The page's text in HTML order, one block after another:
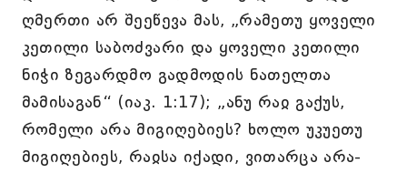
ღმერთი არ შეეწევა მას, „რამეთუ ყოველი
კეთილი საბოძვარი და ყოველი კეთილი
ნიჭი ზეგარდმო გადმოდის ნათელთა
მამისაგან“ (იაკ. 1:17); „ანუ რაჲ გაქუს,
რომელი არა მიგიღებიეს? ხოლო უკუეთუ
მიგიღებიეს, რაჲსა იქადი, ვითარცა არა-